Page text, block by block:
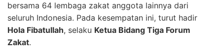
bersama 64 lembaga zakat anggota lainnya dari
seluruh Indonesia. Pada kesempatan ini, turut hadir
Hola Fibatullah, selaku Ketua Bidang Tiga Forum
Zakat.